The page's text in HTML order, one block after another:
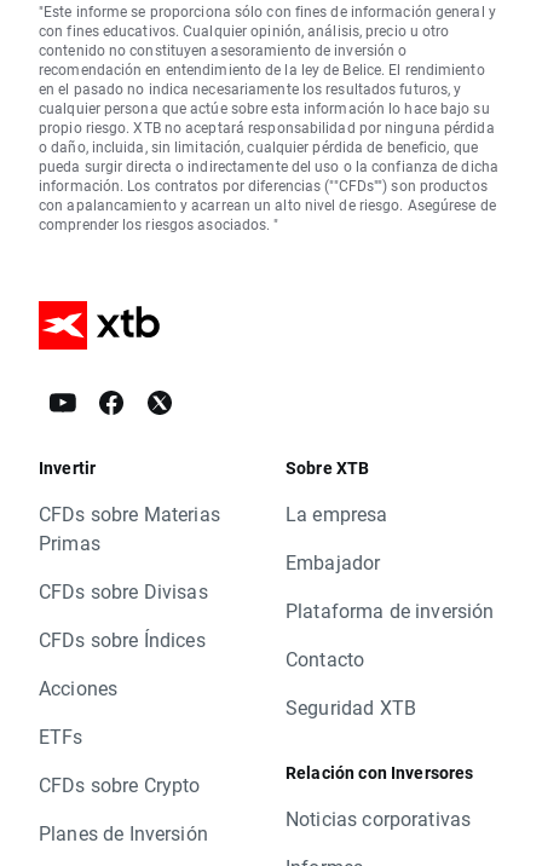
"Este informe se proporciona sólo con fines de información general y
con fines educativos. Cualquier opinión, análisis, precio u otro
contenido no constituyen asesoramiento de inversión o
recomendación en entendimiento de la ley de Belice. El rendimiento
en el pasado no indica necesariamente los resultados futuros, y
cualquier persona que actúe sobre esta información lo hace bajo su
propio riesgo. XTB no aceptará responsabilidad por ninguna pérdida
o daño, incluida, sin limitación, cualquier pérdida de beneficio, que
pueda surgir directa o indirectamente del uso o la confianza de dicha
información. Los contratos por diferencias (""CFDs"") son productos
con apalancamiento y acarrean un alto nivel de riesgo. Asegúrese de
comprender los riesgos asociados. "
Invertir
CFDs sobre Materias
Primas
CFDs sobre Divisas
CFDs sobre Índices
Acciones
ETFs
CFDs sobre Crypto
Planes de Inversión
Sobre XTB
La empresa
Embajador
Plataforma de inversión
Contacto
Seguridad XTB
Relación con Inversores
Noticias corporativas